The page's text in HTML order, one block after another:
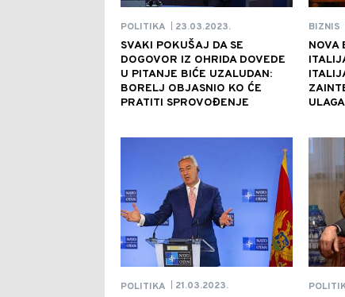
POLITIKA 23.03.2023.
SVAKI POKUŠAJ DA SE
DOGOVOR IZ OHRIDA DOVEDE
U PITANJE BIĆE UZALUDAN:
BORELJ OBJASNIO KO ĆE
PRATITI SPROVOĐENJE
BIZNIS
NOVA
POLITIKA 21.03.2023.